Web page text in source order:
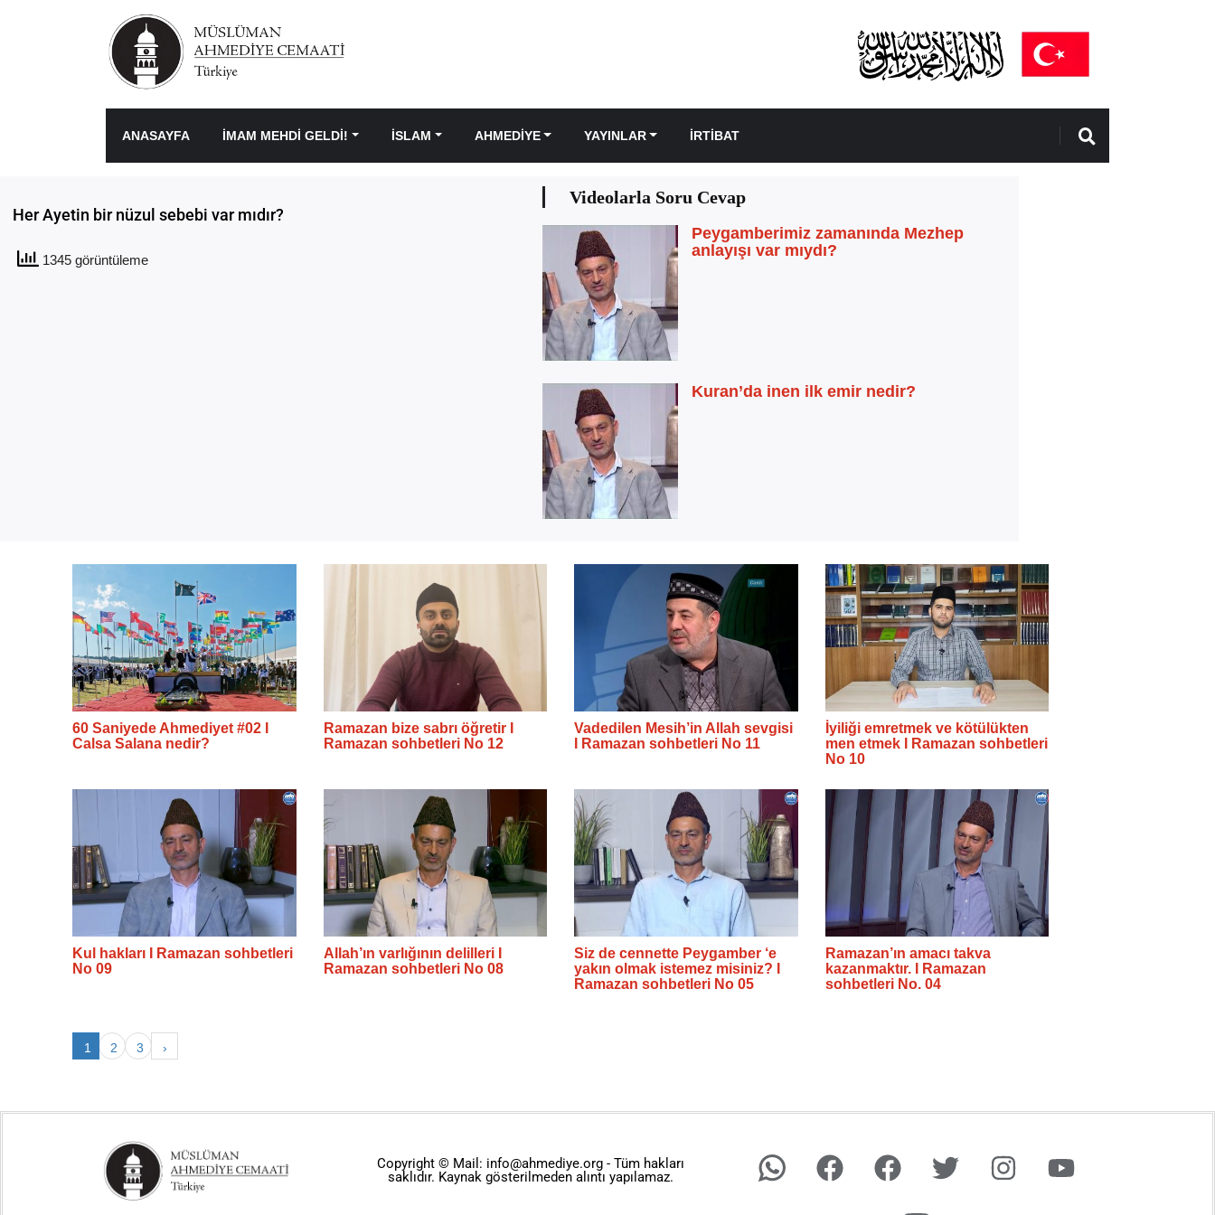
ANASAYFA İMAM MEHDİ GELDİ! İSLAM AHMEDIYE YAYINLAR İRTIBAT
Her Ayetin bir nüzul sebebi var mıdır?
1345 görüntüleme
Videolarla Soru Cevap
Peygamberimiz zamanında Mezhep
anlayışı var mıydı?
Kuran’da inen ilk emir nedir?
60 Saniyede Ahmediyet #02 I
Calsa Salana nedir?
Ramazan bize sabrı öğretir I
Ramazan sohbetleri No 12
Vadedilen Mesih’in Allah sevgisi
I Ramazan sohbetleri No 11
İyiliği emretmek ve kötülükten
men etmek I Ramazan sohbetleri
No 10
Kul hakları I Ramazan sohbetleri
No 09
Allah’ın varlığının delilleri I
Ramazan sohbetleri No 08
Siz de cennette Peygamber ‘e
yakın olmak istemez misiniz? I
Ramazan sohbetleri No 05
Ramazan’ın amacı takva
kazanmaktır. I Ramazan
sohbetleri No. 04
1 2 3 ›
Copyright © Mail: info@ahmediye.org - Tüm hakları
saklıdır. Kaynak gösterilmeden alıntı yapılamaz.